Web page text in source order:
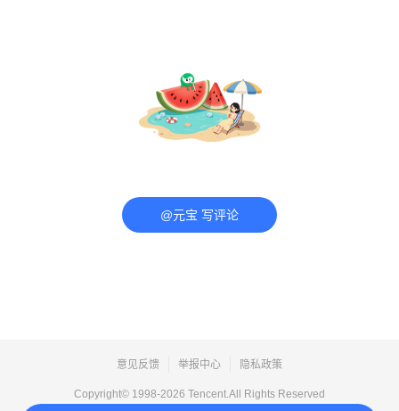
@元宝 写评论
意见反馈 举报中心 隐私政策
Copyright© 1998-2026 Tencent.All Rights Reserved